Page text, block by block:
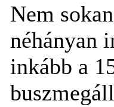
Nem
néhányan
inkább a